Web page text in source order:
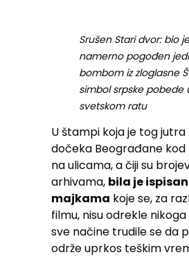
Srušen Stari dvor: bio je
namerno pogođen
bombom iz zloglasne
simbol srpske pobede
svetskom ratu
U štampi koja je tog
dočeka Beograđane
na ulicama, a čiji su
arhivama, bila je
majkama koje se, za
filmu, nisu odrekle nikoga
sve načine trudile se da
održe uprkos teškim